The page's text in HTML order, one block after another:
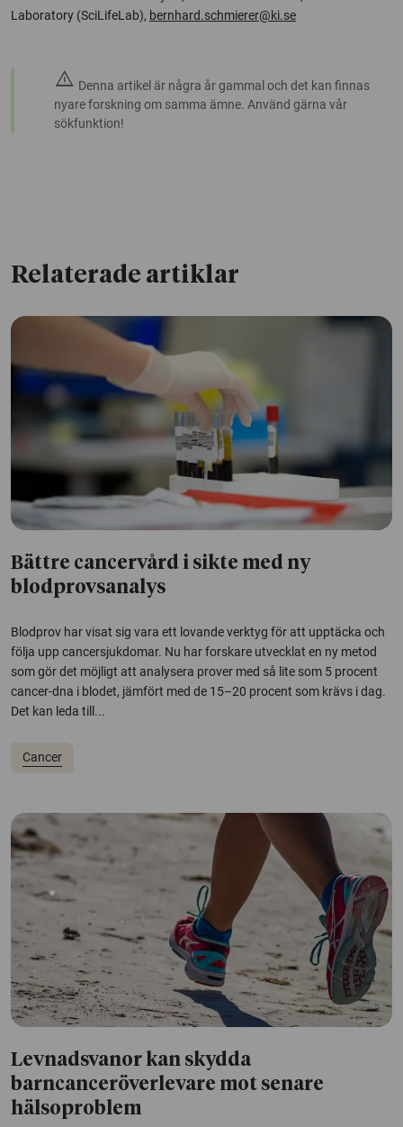
Laboratory (SciLifeLab), bernhard.schmierer@ki.se
warning Denna artikel är några år gammal och det kan finnas
nyare forskning om samma ämne. Använd gärna vår
sökfunktion!
Relaterade artiklar
Bättre cancervård i sikte med ny
blodprovsanalys
Blodprov har visat sig vara ett lovande verktyg för att upptäcka och
följa upp cancersjukdomar. Nu har forskare utvecklat en ny metod
som gör det möjligt att analysera prover med så lite som 5 procent
cancer-dna i blodet, jämfört med de 15–20 procent som krävs i dag.
Det kan leda till...
Cancer
Levnadsvanor kan skydda
barncanceröverlevare mot senare
hälsoproblem